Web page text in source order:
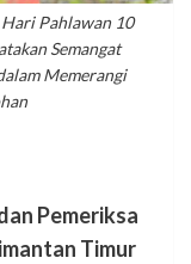
Pahlawan 10
Semangat
Memerangi
Pemeriksa
Timur